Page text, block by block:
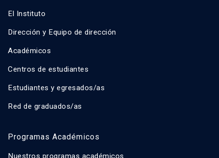
El Instituto
Dirección y Equipo de dirección
Académicos
Centros de estudiantes
Estudiantes y egresados/as
Red de graduados/as
Programas Académicos
Nuestros programas académicos